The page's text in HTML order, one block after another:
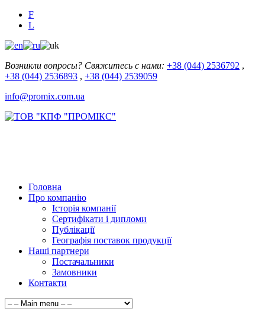
F
L
Возникли вопросы? Свяжитесь с нами: +38 (044) 2536792 ,
+38 (044) 2536893 , +38 (044) 2539059
info@promix.com.ua
Головна
Про компанію
Історія компанії
Сертифікати і дипломи
Публікації
Географія поставок продукції
Наші партнери
Постачальники
Замовники
Контакти